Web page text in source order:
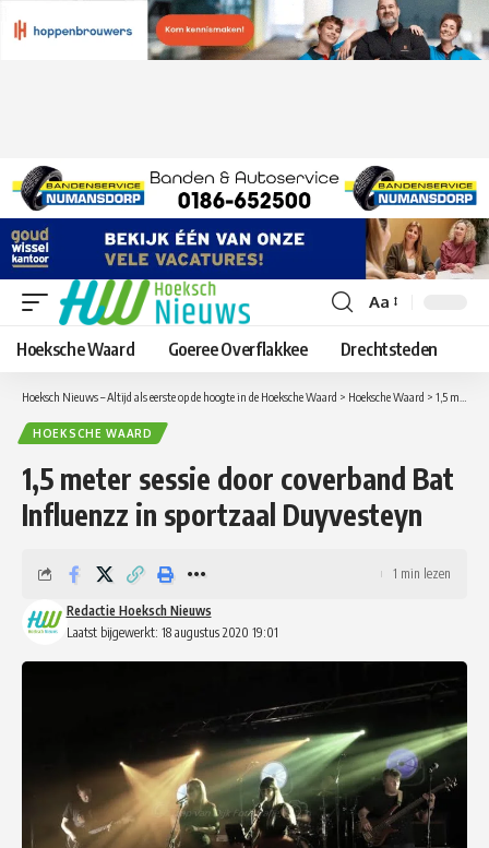
Lettergrootte
aanpassen
Aa
Hoeksche Waard Goeree Overflakkee Drechtsteden
Hoeksch Nieuws – Altijd als eerste op de hoogte in de Hoeksche Waard > Hoeksche Waard > 1,5 meter sessie door coverband Bat Influenzz in sportzaal Duyvesteyn
HOEKSCHE WAARD
1,5 meter sessie door coverband Bat
Influenzz in sportzaal Duyvesteyn
Laatst bijgewerkt: 18 augustus 2020 19:01
Redactie Hoeksch Nieuws
1 min lezen